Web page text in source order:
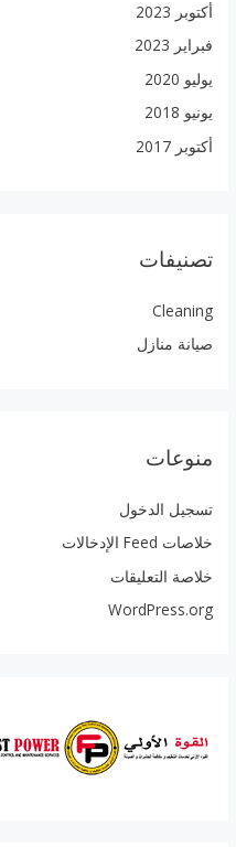
أكتوبر 2023
فبراير 2023
يوليو 2020
يونيو 2018
أكتوبر 2017
تصنيفات
Cleaning
صيانة منازل
منوعات
تسجيل الدخول
خلاصات Feed الإدخالات
خلاصة التعليقات
WordPress.org